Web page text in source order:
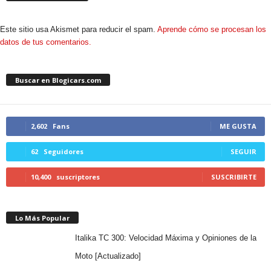
Este sitio usa Akismet para reducir el spam. Aprende cómo se procesan los
datos de tus comentarios.
Buscar en Blogicars.com
2,602 Fans ME GUSTA
62 Seguidores SEGUIR
10,400 suscriptores SUSCRIBIRTE
Lo Más Popular
Italika TC 300: Velocidad Máxima y Opiniones de la
Moto [Actualizado]